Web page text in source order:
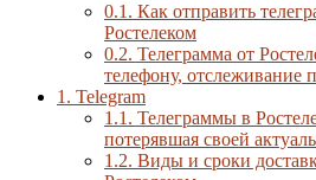
0.1. Как отправить
Ростелеком
0.2. Телеграмма от
телефону, отслеживание
1. Telegram
1.1. Телеграммы в
потерявшая своей
1.2. Виды и сроки